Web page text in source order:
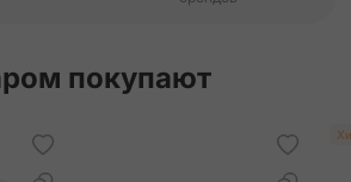
Tour Strap
Strap
покупают